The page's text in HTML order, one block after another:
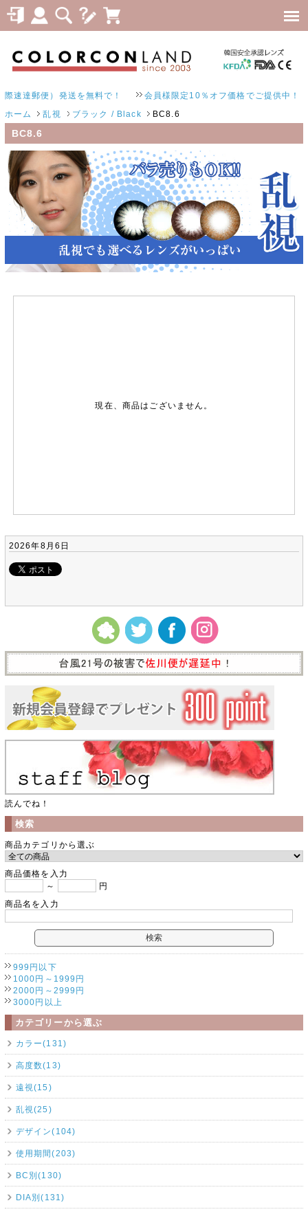
達郵便）発送を無料で！ 会員様限定10％オフ価格でご提供中！
ホーム 乱視 ブラック / Black BC8.6
BC8.6
現在、商品はございません。
2026年8月6日
読んでね！
検索
商品カテゴリから選ぶ
商品価格を入力
～
円
商品名を入力
999円以下
1000円～1999円
2000円～2999円
3000円以上
カテゴリーから選ぶ
カラー(131)
高度数(13)
遠視(15)
乱視(25)
デザイン(104)
使用期間(203)
BC別(130)
DIA別(131)